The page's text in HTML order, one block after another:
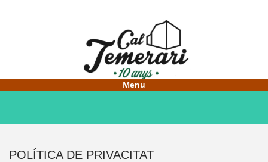
CAL TEMERARI
FER-ME SOCI/A
POLÍTICA DE PRIVACITAT